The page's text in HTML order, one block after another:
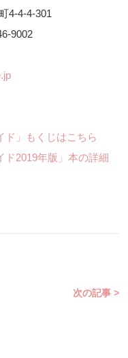
4-4-4-301
9002
ド」もくじはこちら
ド2019年版」本の詳細
次の記事 >